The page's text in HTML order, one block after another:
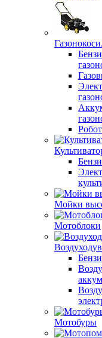
Мойки
Мотоблоки
Мотобуры